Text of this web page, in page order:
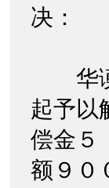
决：
华谟
起予以
偿金５
额９０